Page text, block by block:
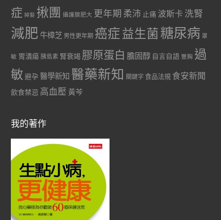
症 掉髮 揪團 攝護腺肥大 更年期 柔沛 止痛 波斯卡 洗腎
減肥 牛樟芝 男性更年期 癌症益生菌 糖尿病 罩
敏 胃潰瘍 胰島素 腎衰竭 膠原蛋白 膽固醇 自言自語 豐胸 過
敏 避孕 醫學新知 醫藥新知 關鍵字 食品法規 食安新聞
飲食禁忌 高血壓 黃芩
我的著作